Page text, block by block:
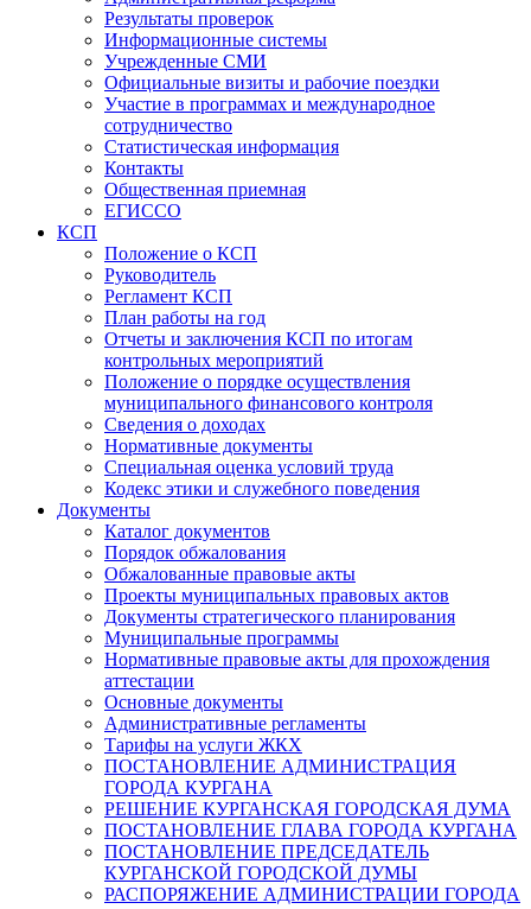
Результаты проверок
Информационные системы
Учрежденные СМИ
Официальные визиты и рабочие поездки
Участие в программах и международное
сотрудничество
Статистическая информация
Контакты
Общественная приемная
ЕГИССО
КСП
Положение о КСП
Руководитель
Регламент КСП
План работы на год
Отчеты и заключения КСП по итогам
контрольных мероприятий
Положение о порядке осуществления
муниципального финансового контроля
Сведения о доходах
Нормативные документы
Специальная оценка условий труда
Кодекс этики и служебного поведения
Документы
Каталог документов
Порядок обжалования
Обжалованные правовые акты
Проекты муниципальных правовых актов
Документы стратегического планирования
Муниципальные программы
Нормативные правовые акты для прохождения
аттестации
Основные документы
Административные регламенты
Тарифы на услуги ЖКХ
ПОСТАНОВЛЕНИЕ АДМИНИСТРАЦИЯ
ГОРОДА КУРГАНА
РЕШЕНИЕ КУРГАНСКАЯ ГОРОДСКАЯ ДУМА
ПОСТАНОВЛЕНИЕ ГЛАВА ГОРОДА КУРГАНА
ПОСТАНОВЛЕНИЕ ПРЕДСЕДАТЕЛЬ
КУРГАНСКОЙ ГОРОДСКОЙ ДУМЫ
РАСПОРЯЖЕНИЕ АДМИНИСТРАЦИИ ГОРОДА